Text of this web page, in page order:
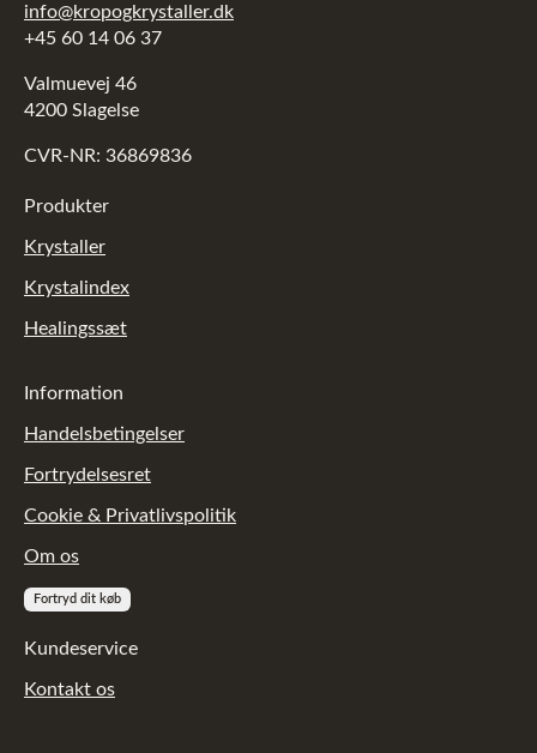
info@kropogkrystaller.dk
+45 60 14 06 37
Valmuevej 46
4200 Slagelse
CVR-NR: 36869836
Produkter
Krystaller
Krystalindex
Healingssæt
Information
Handelsbetingelser
Fortrydelsesret
Cookie & Privatlivspolitik
Om os
Fortryd dit køb
Kundeservice
Kontakt os